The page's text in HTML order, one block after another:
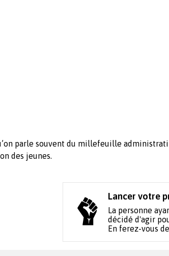
parle souvent du millefeuille
des jeunes.
Lancer votre
La personne
décidé d'agir
En ferez-vous